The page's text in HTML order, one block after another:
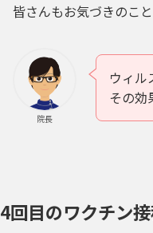
皆さんもお気づきのこ
院長
ウィル
その効
4回目のワクチン